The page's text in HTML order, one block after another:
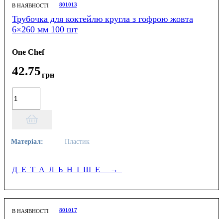
В НАЯВНОСТІ 801013
Трубочка для коктейлю кругла з гофрою жовта
6×260 мм 100 шт
One Chef
42.75грн
Матеріал: Пластик
ДЕТАЛЬНІШЕ →
В НАЯВНОСТІ 801017